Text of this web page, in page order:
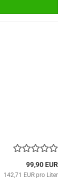
99,90 EUR
142,71 EUR pro Liter